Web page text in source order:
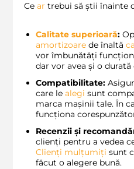
Ce ar trebui să știi înainte
Calitate superioară:
amortizoare de înaltă
vor îmbunătăți
dar vor avea și o
Compatibilitate:
care le alegi sunt
marca mașinii tale. În
funcționa
Recenzii și
clienți pentru a vedea
Clienți mulțumiți sunt
făcut o alegere bună.